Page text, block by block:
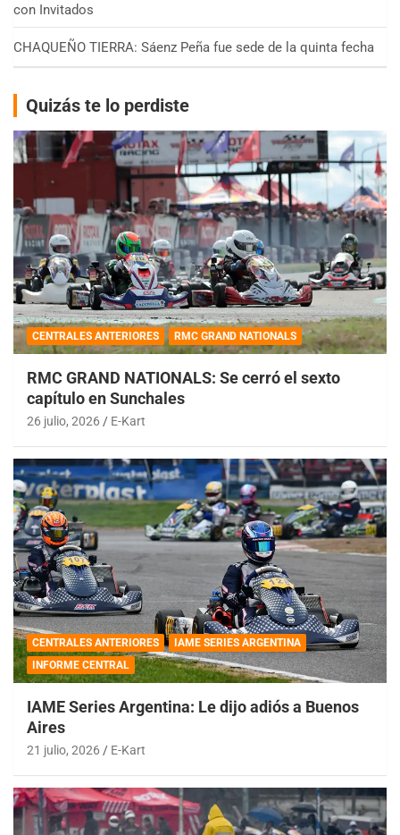
con Invitados
CHAQUEÑO TIERRA: Sáenz Peña fue sede de la quinta fecha
Quizás te lo perdiste
CENTRALES ANTERIORES RMC GRAND NATIONALS
RMC GRAND NATIONALS: Se cerró el sexto
capítulo en Sunchales
26 julio, 2026 E-Kart
CENTRALES ANTERIORES
IAME SERIES ARGENTINA
INFORME CENTRAL
IAME Series Argentina: Le dijo adiós a Buenos
Aires
21 julio, 2026 E-Kart